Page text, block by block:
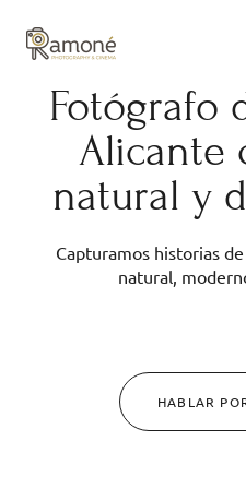
Fotógrafo
Alicante
natural y
Capturamos historias
natural,
HABLAR